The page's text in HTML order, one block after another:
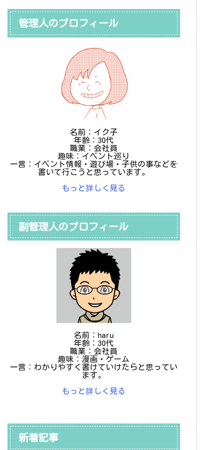
管理人のプロフィール
名前：イク子
年齢：30代
職業：会社員
趣味：イベント巡り
一言：イベント情報・遊び場・子供の事などを
書いて行こうと思っています。
もっと詳しく見る
副管理人のプロフィール
名前：haru
年齢：30代
職業：会社員
趣味：漫画・ゲーム
一言：わかりやすく書けていけたらと思ってい
ます。
もっと詳しく見る
新着記事